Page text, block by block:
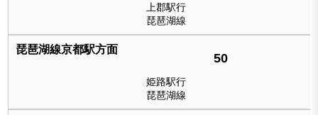
上郡駅行
琵琶湖線
50
姫路駅行
琵琶湖線